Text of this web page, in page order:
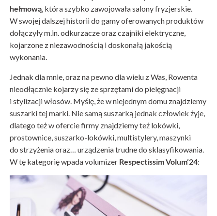
hełmową, która szybko zawojowała salony fryzjerskie.
W swojej dalszej historii do gamy oferowanych produktów
dołączyły m.in. odkurzacze oraz czajniki elektryczne,
kojarzone z niezawodnością i doskonałą jakością
wykonania.
Jednak dla mnie, oraz na pewno dla wielu z Was, Rowenta
nieodłącznie kojarzy się ze sprzętami do pielęgnacji
i stylizacji włosów. Myślę, że w niejednym domu znajdziemy
suszarki tej marki. Nie samą suszarką jednak człowiek żyje,
dlatego też w ofercie firmy znajdziemy też lokówki,
prostownice, suszarko-lokówki, multistylery, maszynki
do strzyżenia oraz… urządzenia trudne do sklasyfikowania.
W tę kategorię wpada volumizer Respectissim Volum’24: